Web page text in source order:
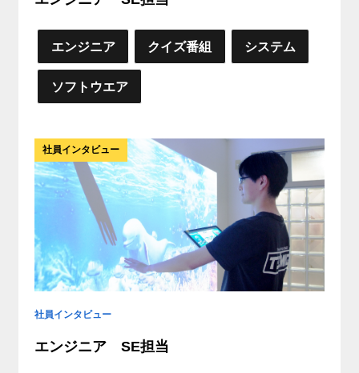
エンジニア クイズ番組 システム
ソフトウエア
社員インタビュー
社員インタビュー
エンジニア SE担当